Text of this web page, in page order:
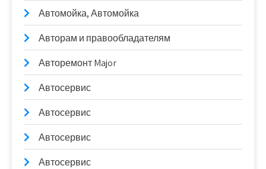
Автомойка, Автомойка
Авторам и правообладателям
Авторемонт Major
Автосервис
Автосервис
Автосервис
Автосервис